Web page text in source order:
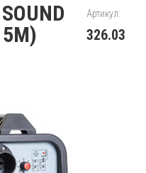
Артикул:
326.03